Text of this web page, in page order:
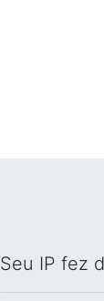
Seu IP fez